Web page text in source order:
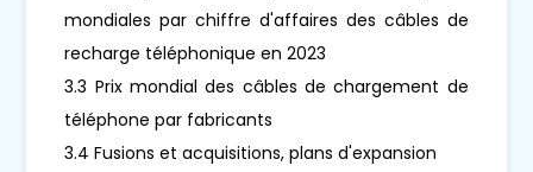
mondiales par chiffre d'affaires des câbles de
recharge téléphonique en 2023
3.3 Prix mondial des câbles de chargement de
téléphone par fabricants
3.4 Fusions et acquisitions, plans d'expansion